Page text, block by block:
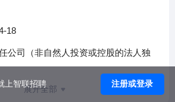
18
公司（非自然人投资或控股的法人独
展开全部
上智联招聘 注册或登录